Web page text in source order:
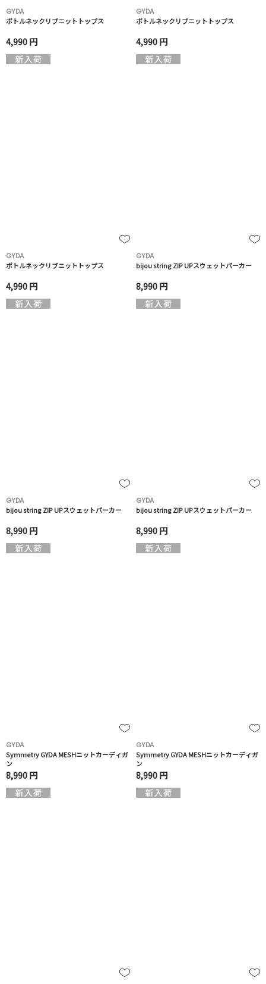
GYDA
ボトルネックリブニットトップス
4,990 円
GYDA
ボトルネックリブニットトップス
4,990 円
GYDA
ボトルネックリブニットトップス
4,990 円
GYDA
bijou string ZIP UPスウェットパーカー
8,990 円
GYDA
bijou string ZIP UPスウェットパーカー
8,990 円
GYDA
bijou string ZIP UPスウェットパーカー
8,990 円
GYDA
Symmetry GYDA MESHニットカーディガ
ン
8,990 円
GYDA
Symmetry GYDA MESHニットカーディガ
ン
8,990 円